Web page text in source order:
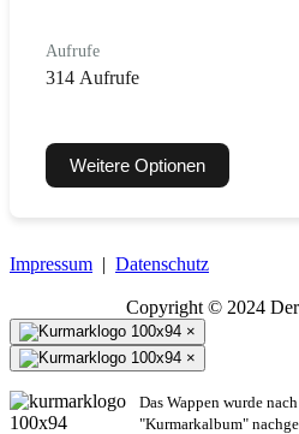
Aufrufe
314 Aufrufe
Weitere Optionen
Impressum | Datenschutz
Copyright © 2024 Der
×
×
Das Wappen wurde
"Kurmarkalbum"